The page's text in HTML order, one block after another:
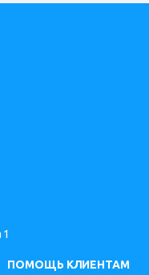
ПОМОЩЬ КЛИЕНТАМ